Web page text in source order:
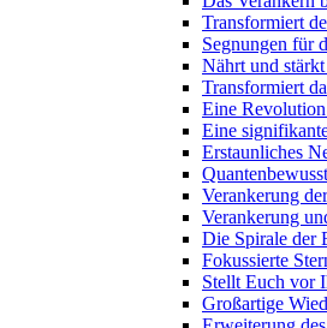
Transformiert
Segnungen für
Nährt und
Transformiert
Eine
Eine
Erstaunliches
Verankerung
Verankerung
Die Spirale der
Fokussierte
Stellt Euch vor
Großartige